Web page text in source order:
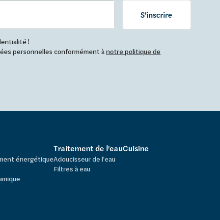
S'inscrire
!
personnelles conformément ànotre politique de
énergétique
Traitement de l'eau
Adoucisseur de l'eau
Filtres à eau
Cuisine